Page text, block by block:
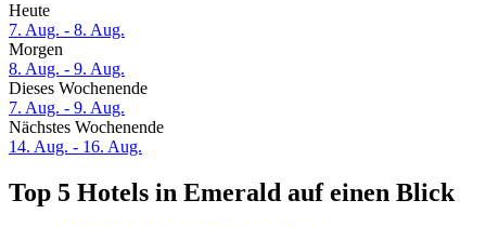
Heute
7. Aug. - 8. Aug.
Morgen
8. Aug. - 9. Aug.
Dieses Wochenende
7. Aug. - 9. Aug.
Nächstes Wochenende
14. Aug. - 16. Aug.
Top 5 Hotels in Emerald auf einen Blick